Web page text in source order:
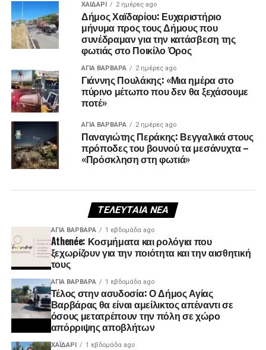
ΧΑΪΔΑΡΙ 2 ημέρες ago
Δήμος Χαϊδαρίου: Ευχαριστήριο
μήνυμα προς τους Δήμους που
συνέδραμαν για την κατάσβεση της
φωτιάς στο Ποικίλο Όρος
ΑΓΙΑ ΒΑΡΒΑΡΑ 2 ημέρες ago
Γιάννης Πουλάκης: «Μια ημέρα στο
πύρινο μέτωπο που δεν θα ξεχάσουμε
ποτέ»
ΑΓΙΑ ΒΑΡΒΑΡΑ 2 ημέρες ago
Παναγιώτης Περάκης: Βεγγαλικά στους
πρόποδες του βουνού τα μεσάνυχτα –
«Πρόσκληση στη φωτιά»
ΤΕΛΕΥΤΑΊΑ ΝΈΑ
ΑΓΙΑ ΒΑΡΒΑΡΑ 1 εβδομάδα ago
Athenée: Κοσμήματα και ρολόγια που
ξεχωρίζουν για την ποιότητα και την αισθητική
τους
ΑΓΙΑ ΒΑΡΒΑΡΑ 1 εβδομάδα ago
Τέλος στην ασυδοσία: Ο Δήμος Αγίας
Βαρβάρας θα είναι αμείλικτος απέναντι σε
όσους μετατρέπουν την πόλη σε χώρο
απόρριψης αποβλήτων
ΧΑΪΔΑΡΙ 1 εβδομάδα ago